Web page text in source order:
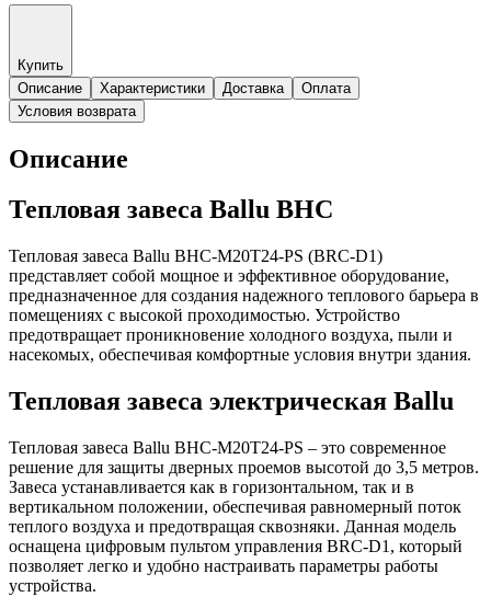
Купить
Описание
Характеристики Доставка
Оплата
Условия возврата
Описание
Тепловая завеса Ballu BHC
Тепловая завеса Ballu BHC-M20T24-PS (BRC-D1)
представляет собой мощное и эффективное оборудование,
предназначенное для создания надежного теплового барьера в
помещениях с высокой проходимостью. Устройство
предотвращает проникновение холодного воздуха, пыли и
насекомых, обеспечивая комфортные условия внутри здания.
Тепловая завеса электрическая Ballu
Тепловая завеса Ballu BHC-M20T24-PS – это современное
решение для защиты дверных проемов высотой до 3,5 метров.
Завеса устанавливается как в горизонтальном, так и в
вертикальном положении, обеспечивая равномерный поток
теплого воздуха и предотвращая сквозняки. Данная модель
оснащена цифровым пультом управления BRC-D1, который
позволяет легко и удобно настраивать параметры работы
устройства.